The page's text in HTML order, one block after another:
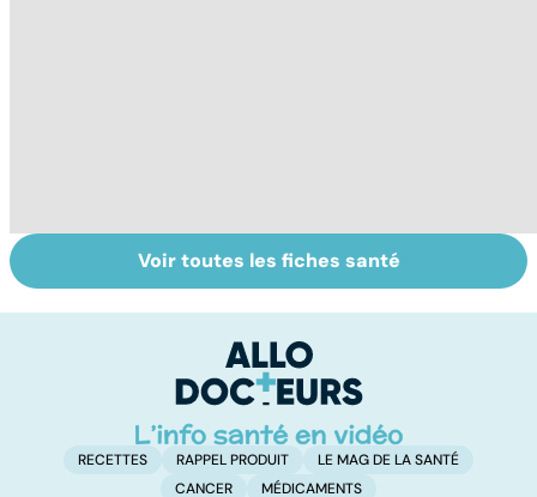
La tuberculose
pulmonaire
Femmes :
comment
Voir toutes les fiches santé
RECETTES RAPPEL PRODUIT
LE MAG DE LA SANTÉ
CANCER
MÉDICAMENTS